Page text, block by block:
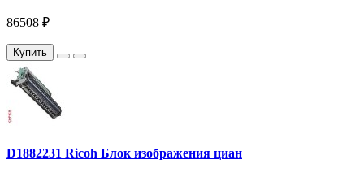
86508 ₽
Купить
D1882231 Ricoh Блок изображения циан